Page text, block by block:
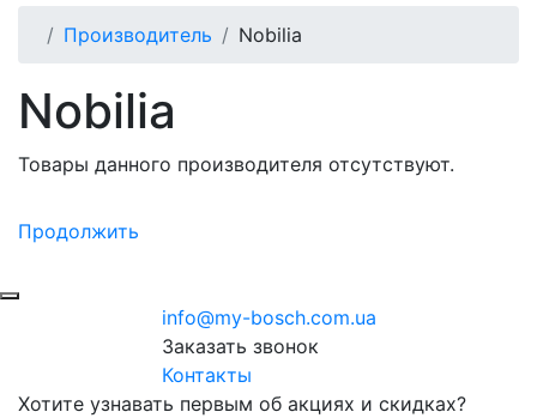
Производитель Nobilia
Nobilia
Товары данного производителя отсутствуют.
Продолжить
info@my-bosch.com.ua
Заказать звонок
Контакты
Хотите узнавать первым об акциях и скидках?